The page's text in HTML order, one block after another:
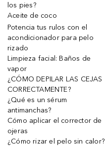
los pies?
Aceite de coco
Potencia tus rulos con el
acondicionador para pelo
rizado
Limpieza facial: Baños de
vapor
¿CÓMO DEPILAR LAS CEJAS
CORRECTAMENTE?
¿Qué es un sérum
antimanchas?
Cómo aplicar el corrector de
ojeras
¿Cómo rizar el pelo sin calor?